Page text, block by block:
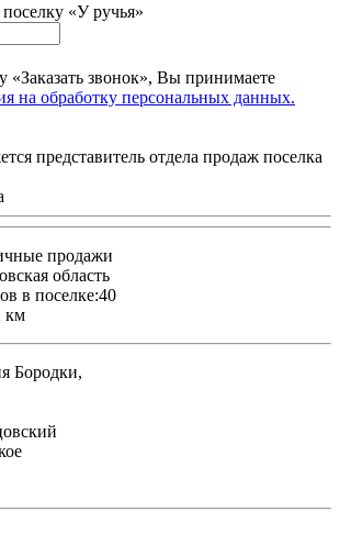
поселку «У ручья»
звонок», Вы принимаете
на обработку персональных данных.
представитель отдела продаж поселка
продажи
область
в поселке:40
км
Бородки,